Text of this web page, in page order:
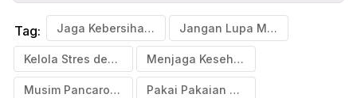
Tag: Jaga Kebersihan Diri dan Lingkungan Jangan Lupa Minum Air Putih
Kelola Stres dengan Bijak Menjaga Kesehatan Tubuh
Musim Pancaroba Pakai Pakaian yang Tepat dan Siapkan Perlengkapan